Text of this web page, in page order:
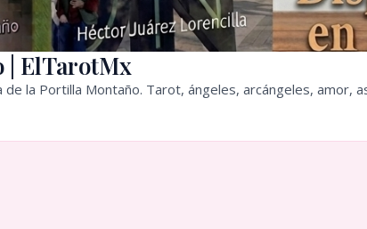
| ElTarotMx
la Portilla Montaño. Tarot, ángeles, arcángeles, amor,